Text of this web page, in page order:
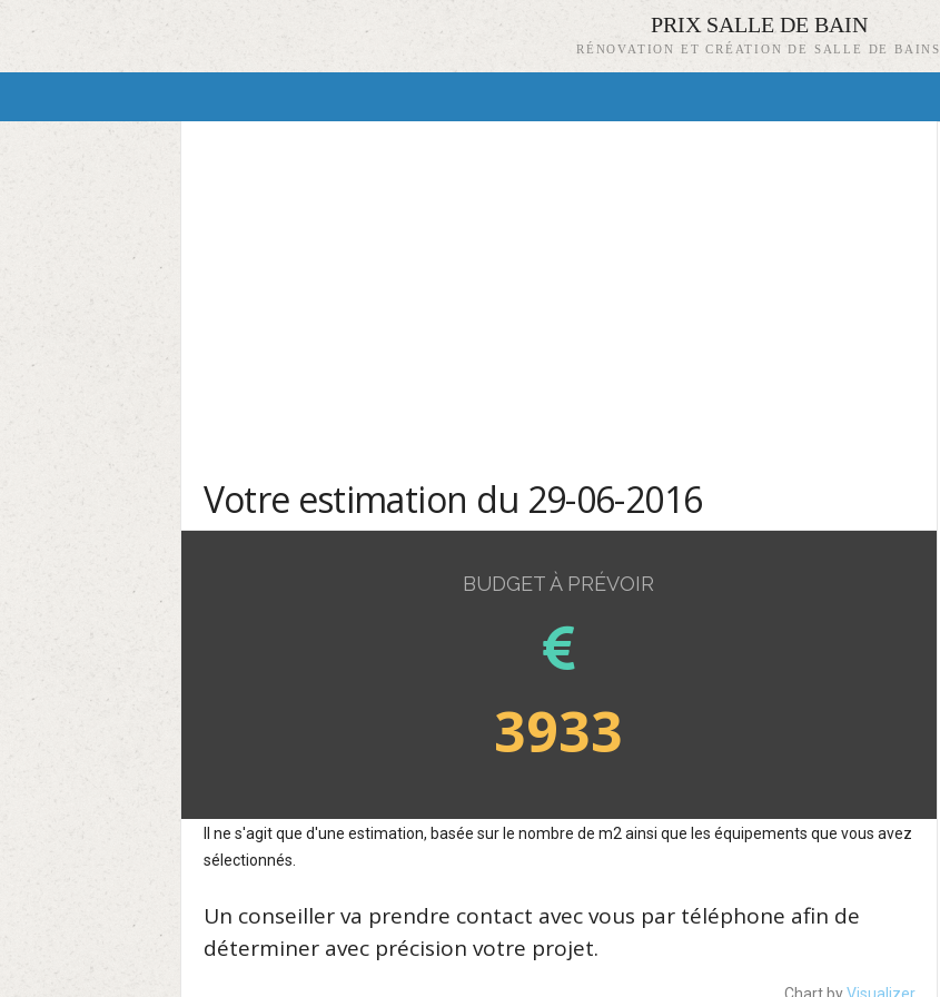
PRIX SALLE DE BAIN
RÉNOVATION ET CRÉATION DE SALLE DE BAINS
Votre estimation du 29-06-2016
BUDGET À PRÉVOIR
3933
Il ne s'agit que d'une estimation, basée sur le nombre de m2 ainsi que les équipements que vous avez
sélectionnés.
Un conseiller va prendre contact avec vous par téléphone afin de
déterminer avec précision votre projet.
Chart byVisualizer